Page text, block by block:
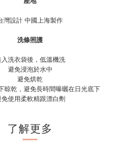
灣設計 中國上海製作
洗條照護
洗衣袋後，低溫機洗
避免浸泡於水中
避免烘乾
晾乾，避免長時間曝曬在日光底下
使用柔軟精跟漂白劑
了解更多